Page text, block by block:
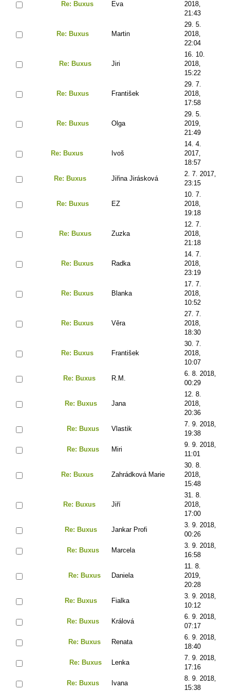
Re: Buxus Eva
2018,
21:43
Re: Buxus Martin
29. 5.
2018,
22:04
Re: Buxus Jiri
16. 10.
2018,
15:22
Re: Buxus František
29. 7.
2018,
17:58
Re: Buxus Olga
29. 5.
2019,
21:49
Re: Buxus Ivoš
14. 4.
2017,
18:57
Re: Buxus Jiřina Jirásková
2. 7. 2017,
23:15
Re: Buxus EZ
10. 7.
2018,
19:18
Re: Buxus Zuzka
12. 7.
2018,
21:18
Re: Buxus Radka
14. 7.
2018,
23:19
Re: Buxus Blanka
17. 7.
2018,
10:52
Re: Buxus Věra
27. 7.
2018,
18:30
Re: Buxus František
30. 7.
2018,
10:07
Re: Buxus R.M.
6. 8. 2018,
00:29
Re: Buxus Jana
12. 8.
2018,
20:36
Re: Buxus Vlastik
7. 9. 2018,
19:38
Re: Buxus Miri
9. 9. 2018,
11:01
Re: Buxus Zahrádková Marie
30. 8.
2018,
15:48
Re: Buxus Jiří
31. 8.
2018,
17:00
Re: Buxus Jankar Profi
3. 9. 2018,
00:26
Re: Buxus Marcela
3. 9. 2018,
16:58
Re: Buxus Daniela
11. 8.
2019,
20:28
Re: Buxus Fialka
3. 9. 2018,
10:12
Re: Buxus Králová
6. 9. 2018,
07:17
Re: Buxus Renata
6. 9. 2018,
18:40
Re: Buxus Lenka
7. 9. 2018,
17:16
Re: Buxus Ivana
8. 9. 2018,
15:38